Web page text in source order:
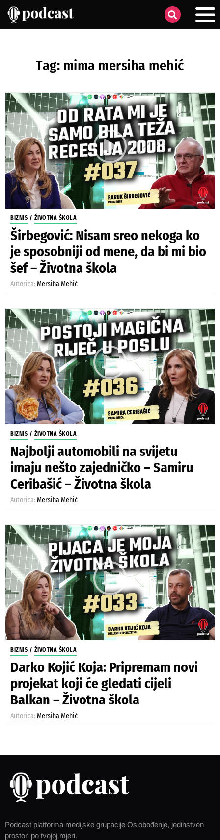
Tag: mima mersiha mehić
BIZNIS / ŽIVOTNA ŠKOLA
Širbegović: Nisam sreo nekoga ko
je sposobniji od mene, da bi mi bio
šef – Životna škola
Autorica: Mersiha Mehić
BIZNIS / ŽIVOTNA ŠKOLA
Najbolji automobili na svijetu
imaju nešto zajedničko – Samiru
Ceribašić – Životna škola
Autorica: Mersiha Mehić
BIZNIS / ŽIVOTNA ŠKOLA
Darko Kojić Koja: Pripremam novi
projekat koji će gledati cijeli
Balkan – Životna škola
Autorica: Mersiha Mehić
Podcast platforma medijske grupacije Oslobođenje, jedinstven
prostor, po tvojoj mjeri.